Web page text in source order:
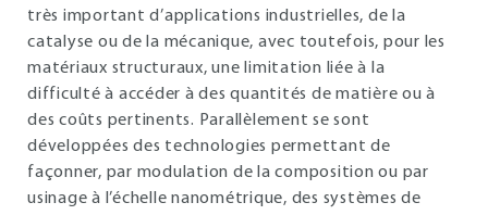
très important d’applications industrielles, de la
catalyse ou de la mécanique, avec toutefois, pour les
matériaux structuraux, une limitation liée à la
difficulté à accéder à des quantités de matière ou à
des coûts pertinents. Parallèlement se sont
développées des technologies permettant de
façonner, par modulation de la composition ou par
usinage à l’échelle nanométrique, des systèmes de